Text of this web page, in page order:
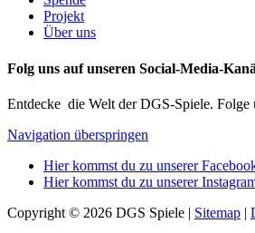
Projekt
Über uns
Folg uns auf unseren Social-Media-
Entdecke die Welt der DGS-Spiele. Folge
Navigation überspringen
Hier kommst du zu unserer
Hier kommst du zu unserer
Copyright © 2026 DGS Spiele | Sitemap |